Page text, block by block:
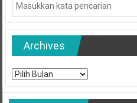
Archives
Archives